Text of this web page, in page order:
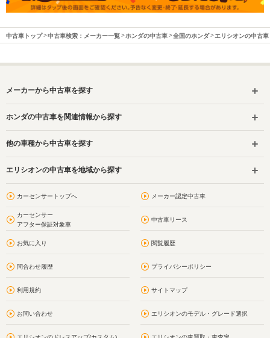
中古車トップ 中古車検索：メーカー一覧 ホンダの中古車 全国のホンダ エリシオンの中古車
メーカーから中古車を探す
ホンダの中古車を関連情報から探す
他の車種から中古車を探す
エリシオンの中古車を地域から探す
カーセンサートップへ メーカー認定中古車
カーセンサー
アフター保証対象車
中古車リース
お気に入り 閲覧履歴
問合わせ履歴 プライバシーポリシー
利用規約 サイトマップ
お問い合わせ エリシオンのモデル・グレード選択